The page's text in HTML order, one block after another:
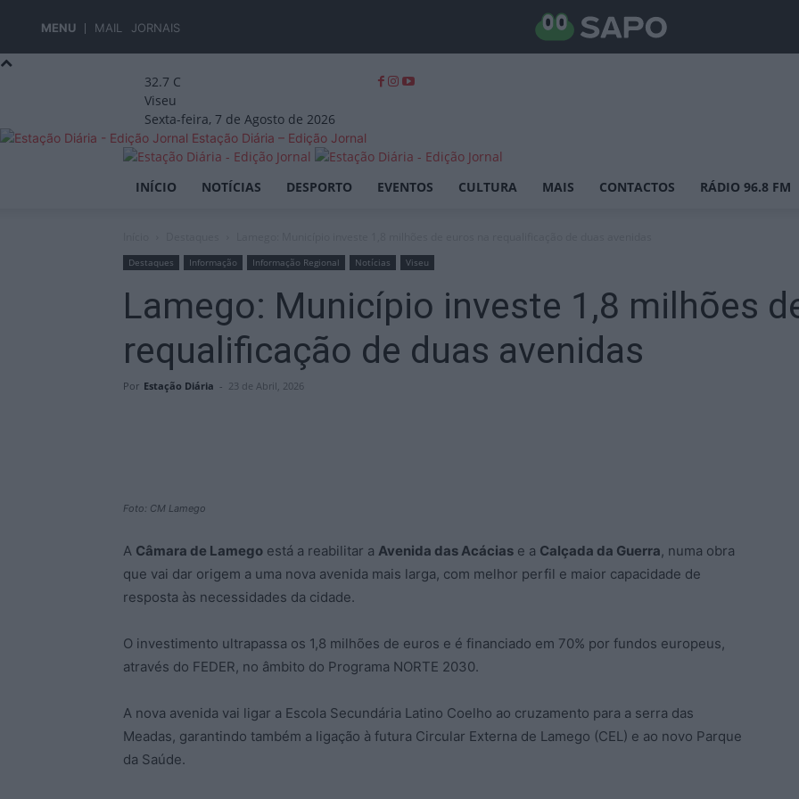
MENU MAIL JORNAIS
32.7 C
Viseu
Sexta-feira, 7 de Agosto de 2026
Estação Diária – Edição Jornal
INÍCIO NOTÍCIAS DESPORTO EVENTOS CULTURA MAIS CONTACTOS RÁDIO 96.8 FM
Destaques Informação Informação Regional Notícias Viseu
Lamego: Município investe 1,8 milhões
requalificação de duas avenidas
Por Estação Diária - 23 de Abril, 2026
Foto: CM Lamego
A Câmara de Lamego está a reabilitar a Avenida das Acácias e a Calçada da Guerra, numa obra
que vai dar origem a uma nova avenida mais larga, com melhor perfil e maior capacidade de
resposta às necessidades da cidade.
O investimento ultrapassa os 1,8 milhões de euros e é financiado em 70% por fundos europeus,
através do FEDER, no âmbito do Programa NORTE 2030.
A nova avenida vai ligar a Escola Secundária Latino Coelho ao cruzamento para a serra das
Meadas, garantindo também a ligação à futura Circular Externa de Lamego (CEL) e ao novo Parque
da Saúde.